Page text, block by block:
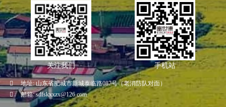
关注我们 手机站
地址: 山东省肥城市新城泰临路087号（老消防队对面）
邮箱: sdfskxxzx@126.com